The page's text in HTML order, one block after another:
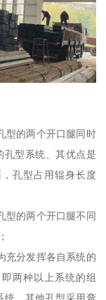
型的两个开口腿同时
孔型系统、其优点是
孔型占用辊身长度
型的两个开口腿不同
充分发挥各自系统的
两种以上系统的组
统，其他孔型采用弯